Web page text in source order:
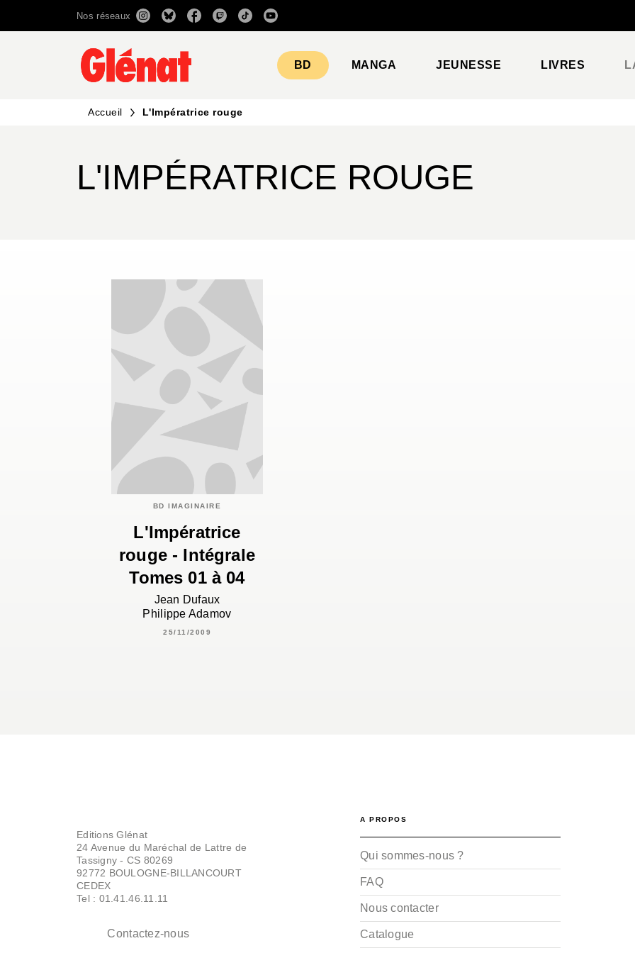
RECHERCHE CONTENU
Nos réseaux
BD MANGA JEUNESSE LIVRES
Accueil L'Impératrice rouge
L'IMPÉRATRICE ROUGE
BD IMAGINAIRE
L'Impératrice
rouge - Intégrale
Tomes 01 à 04
Jean Dufaux
Philippe Adamov
25/11/2009
Editions Glénat
24 Avenue du Maréchal de Lattre de
Tassigny - CS 80269
92772 BOULOGNE-BILLANCOURT
CEDEX
Tel : 01.41.46.11.11
Contactez-nous
A PROPOS
Qui sommes-nous ?
FAQ
Nous contacter
Catalogue